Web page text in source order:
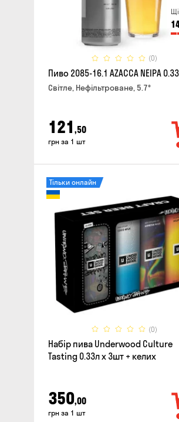
(0)
Пиво 2085-16.1 AZACCA NEIPA
Світле, Нефільтроване, 5.7°
121 ,50
грн за 1 шт
(0)
Тільки онлайн
Набір пива Underwood Culture
Tasting 0.33л x 3шт + келих
350,00
грн за 1 шт